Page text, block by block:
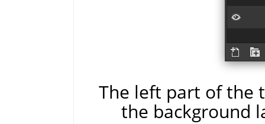
The left part of the
the background